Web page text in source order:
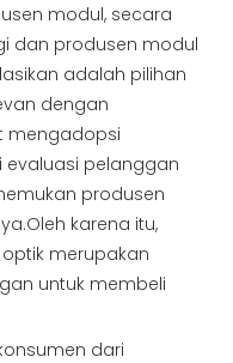
modul, secara
dan produsen modul
adalah pilihan
dengan
mengadopsi
evaluasi pelanggan
produsen
karena itu,
merupakan
untuk membeli
dari